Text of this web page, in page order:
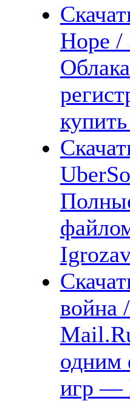
Hope /
война
одним
игр —